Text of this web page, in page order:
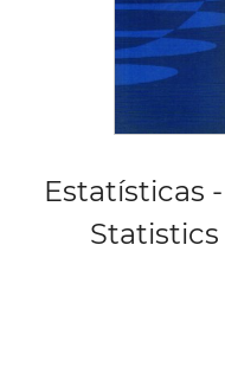
Estatísticas